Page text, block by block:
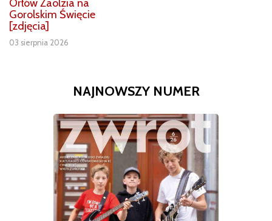
Orłów Zaolzia na
Gorolskim Święcie
[zdjęcia]
03 sierpnia 2026
NAJNOWSZY NUMER